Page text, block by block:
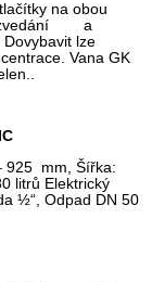
na obou
zvedání a
lze
Vana GK
925 mm, Šířka:
litrů Elektrický
½“, Odpad DN 50